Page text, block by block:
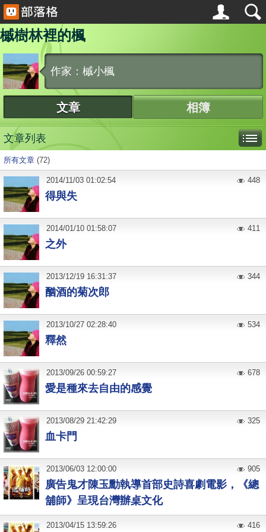
槭樹林裡的楓
作家：槭小楓
文章 相簿
文章列表
所有文章 (72)
得與失
2014/11/03 01:02:54 448
之外
2014/01/10 01:58:07 411
酗酒的菊次郎
2013/12/19 16:31:37 344
釋然
2013/10/27 02:28:40 534
愛是種來去自由的感覺
2013/09/26 00:59:27 678
血卡門
2013/08/29 21:42:29 325
廣告鬼才陳玉勳執導首部史詩喜劇電影，《總
舖師》呈現台灣辦桌文化
2013/06/03 12:00:00 905
2013/04/15 13:59:26 416